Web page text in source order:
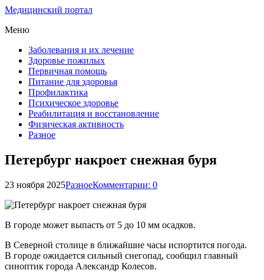
Медицинский портал
Меню
Заболевания и их лечение
Здоровье пожилых
Первичная помощь
Питание для здоровья
Профилактика
Психическое здоровье
Реабилитация и восстановление
Физическая активность
Разное
Петербург накроет снежная буря
23 ноября 2025РазноеКомментарии: 0
В городе может выпасть от 5 до 10 мм осадков.
В Северной столице в ближайшие часы испортится погода.
В городе ожидается сильный снегопад, сообщил главный
синоптик города Александр Колесов.